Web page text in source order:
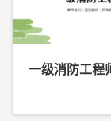
一级消防工程